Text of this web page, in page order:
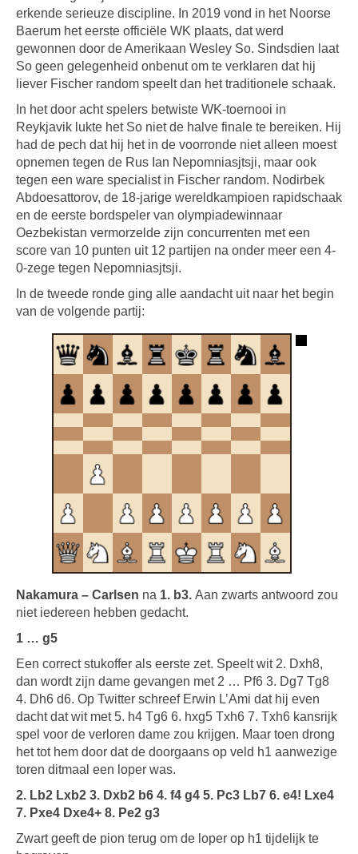
erkende serieuze discipline. In 2019 vond in het Noorse
Baerum het eerste officiële WK plaats, dat werd
gewonnen door de Amerikaan Wesley So. Sindsdien laat
So geen gelegenheid onbenut om te verklaren dat hij
liever Fischer random speelt dan het traditionele schaak.
In het door acht spelers betwiste WK-toernooi in
Reykjavik lukte het So niet de halve finale te bereiken. Hij
had de pech dat hij het in de voorronde niet alleen moest
opnemen tegen de Rus Ian Nepomniasjtsji, maar ook
tegen een ware specialist in Fischer random. Nodirbek
Abdoesattorov, de 18-jarige wereldkampioen rapidschaak
en de eerste bordspeler van olympiadewinnaar
Oezbekistan vermorzelde zijn concurrenten met een
score van 10 punten uit 12 partijen na onder meer een 4-
0-zege tegen Nepomniasjtsji.
In de tweede ronde ging alle aandacht uit naar het begin
van de volgende partij:
Nakamura – Carlsen na 1. b3. Aan zwarts antwoord zou
niet iedereen hebben gedacht.
1 … g5
Een correct stukoffer als eerste zet. Speelt wit 2. Dxh8,
dan wordt zijn dame gevangen met 2 … Pf6 3. Dg7 Tg8
4. Dh6 d6. Op Twitter schreef Erwin L’Ami dat hij even
dacht dat wit met 5. h4 Tg6 6. hxg5 Txh6 7. Txh6 kansrijk
spel voor de verloren dame zou krijgen. Maar toen drong
het tot hem door dat de doorgaans op veld h1 aanwezige
toren ditmaal een loper was.
2. Lb2 Lxb2 3. Dxb2 b6 4. f4 g4 5. Pc3 Lb7 6. e4! Lxe4
7. Pxe4 Dxe4+ 8. Pe2 g3
Zwart geeft de pion terug om de loper op h1 tijdelijk te